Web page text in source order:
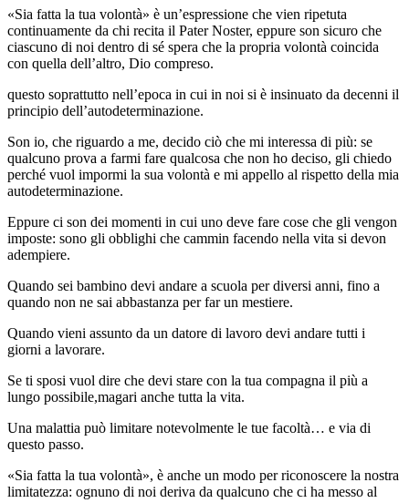
«Sia fatta la tua volontà» è un’espressione che vien ripetuta
continuamente da chi recita il Pater Noster, eppure son sicuro che
ciascuno di noi dentro di sé spera che la propria volontà coincida
con quella dell’altro, Dio compreso.
questo soprattutto nell’epoca in cui in noi si è insinuato da decenni il
principio dell’autodeterminazione.
Son io, che riguardo a me, decido ciò che mi interessa di più: se
qualcuno prova a farmi fare qualcosa che non ho deciso, gli chiedo
perché vuol impormi la sua volontà e mi appello al rispetto della mia
autodeterminazione.
Eppure ci son dei momenti in cui uno deve fare cose che gli vengon
imposte: sono gli obblighi che cammin facendo nella vita si devon
adempiere.
Quando sei bambino devi andare a scuola per diversi anni, fino a
quando non ne sai abbastanza per far un mestiere.
Quando vieni assunto da un datore di lavoro devi andare tutti i
giorni a lavorare.
Se ti sposi vuol dire che devi stare con la tua compagna il più a
lungo possibile,magari anche tutta la vita.
Una malattia può limitare notevolmente le tue facoltà… e via di
questo passo.
«Sia fatta la tua volontà», è anche un modo per riconoscere la nostra
limitatezza: ognuno di noi deriva da qualcuno che ci ha messo al